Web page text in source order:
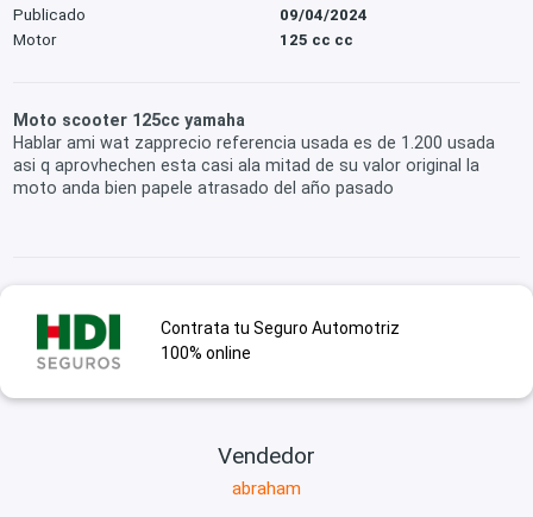
Publicado
09/04/2024
Motor
125 cc cc
Moto scooter 125cc yamaha
Hablar ami wat zapprecio referencia usada es de 1.200 usada
asi q aprovhechen esta casi ala mitad de su valor original la
moto anda bien papele atrasado del año pasado
Contrata tu Seguro Automotriz
100% online
Vendedor
abraham